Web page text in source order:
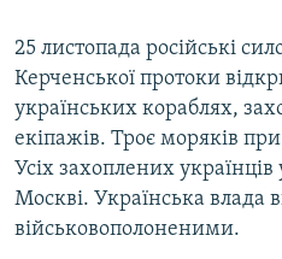
25 листопада російські
Керченської протоки
українських кораблях,
екіпажів. Троє моряків
Усіх захоплених
Москві. Українська влада
військовополоненими.